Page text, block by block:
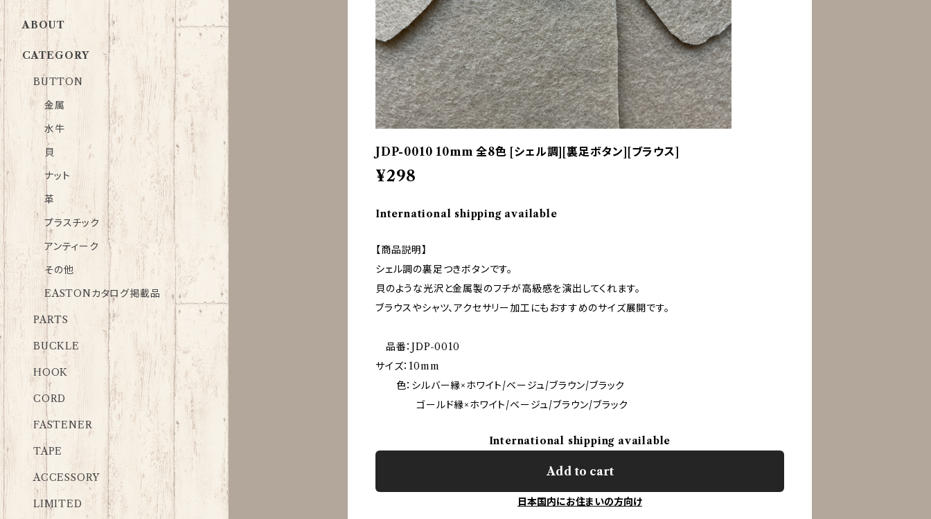
JDP-0010 10mm 全8色 [シェル調][裏足ボタン][ブラウス]
¥298
International shipping available
【商品説明】
シェル調の裏足つきボタンです。
貝のような光沢と金属製のフチが高級感を演出してくれます。
ブラウスやシャツ、アクセサリー加工にもおすすめのサイズ展開です。
品番：JDP-0010
サイズ：10mm
色：シルバー縁×ホワイト/ベージュ/ブラウン/ブラック
ゴールド縁×ホワイト/ベージュ/ブラウン/ブラック
International shipping available
Add to cart
日本国内にお住まいの方向け
ABOUT
CATEGORY
BUTTON
金属
水牛
貝
ナット
革
プラスチック
アンティーク
その他
EASTONカタログ掲載品
PARTS
BUCKLE
HOOK
CORD
FASTENER
TAPE
ACCESSORY
LIMITED